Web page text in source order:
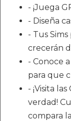
- ¡Juega
- Diseña
- Tus
crecerán
- Conoce
para que
- ¡Visita
verdad!
compara